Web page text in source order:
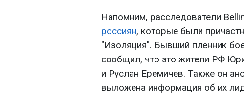
Напомним, расследователи
россиян, которые были
"Изоляция". Бывший пленник
сообщил, что это жители РФ
и Руслан Еремичев. Также он
выложена информация об их